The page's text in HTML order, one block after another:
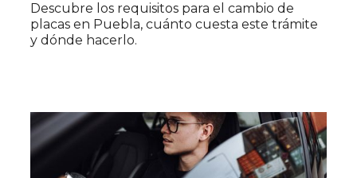
Descubre los requisitos para el cambio de
placas en Puebla, cuánto cuesta este trámite
y dónde hacerlo.